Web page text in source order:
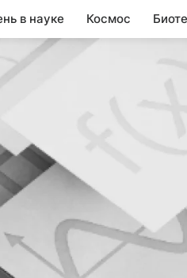
в науке Космос